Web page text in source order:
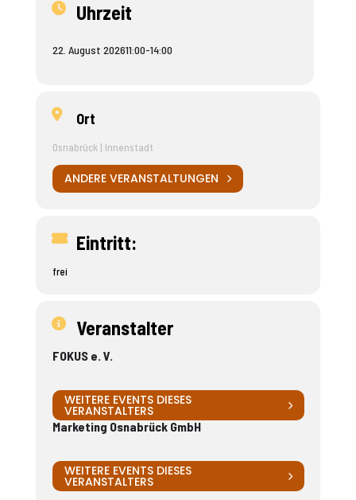
locken von Juni bis August mit bunter, fröhlicher
werden die Plätze, Straßen und Gassen rund um den
Uhrzeit
22. August 202611:00-14:00
Ort
Osnabrück | Innenstadt
ANDERE VERANSTALTUNGEN
Eintritt:
frei
Veranstalter
FOKUS e. V.
WEITERE EVENTS DIESES
VERANSTALTERS
Marketing Osnabrück GmbH
WEITERE EVENTS DIESES
VERANSTALTERS